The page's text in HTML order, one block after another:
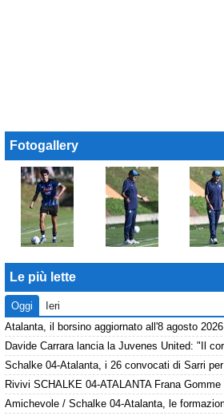
Fotogallery
Le più lette
Oggi
Ieri
Atalanta, il borsino aggiornato all'8 agosto 2026